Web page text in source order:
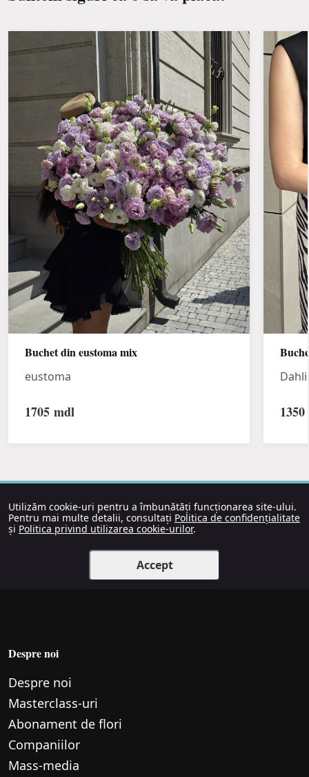
Buchet din eustoma mix
eustoma
1705 mdl 1350
Utilizăm cookie-uri pentru a îmbunătăți funcționarea site-ului.
Pentru mai multe detalii, consultați Politica de confidențialitate
și Politica privind utilizarea cookie-urilor.
Accept
Despre noi
Despre noi
Маsterclass-uri
Abonament de flori
Companiilor
Mass-media